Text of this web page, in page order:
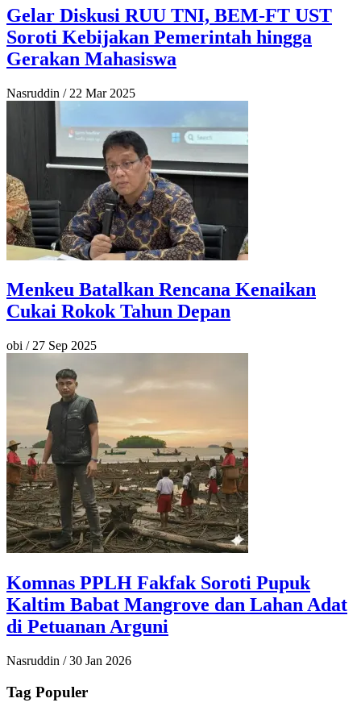
Gelar Diskusi RUU TNI, BEM-FT UST
Soroti Kebijakan Pemerintah hingga
Gerakan Mahasiswa
Nasruddin / 22 Mar 2025
Menkeu Batalkan Rencana Kenaikan
Cukai Rokok Tahun Depan
obi / 27 Sep 2025
Komnas PPLH Fakfak Soroti Pupuk
Kaltim Babat Mangrove dan Lahan Adat
di Petuanan Arguni
Nasruddin / 30 Jan 2026
Tag Populer